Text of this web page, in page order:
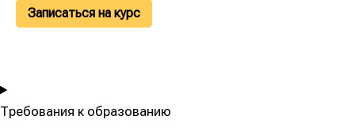
Записаться на курс
Требования к образованию